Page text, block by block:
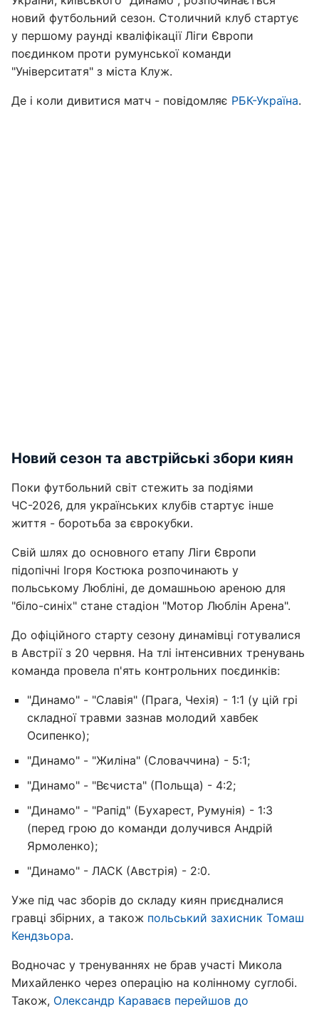
новий футбольний сезон. Столичний клуб стартує
у першому раунді кваліфікації Ліги Європи
поєдинком проти румунської команди
"Університатя" з міста Клуж.
Де і коли дивитися матч - повідомляє РБК-Україна.
Новий сезон та австрійські збори киян
Поки футбольний світ стежить за подіями
ЧС-2026, для українських клубів стартує інше
життя - боротьба за єврокубки.
Свій шлях до основного етапу Ліги Європи
підопічні Ігоря Костюка розпочинають у
польському Любліні, де домашньою ареною для
"біло-синіх" стане стадіон "Мотор Люблін Арена".
До офіційного старту сезону динамівці готувалися
в Австрії з 20 червня. На тлі інтенсивних тренувань
команда провела п'ять контрольних поєдинків:
"Динамо" - "Славія" (Прага, Чехія) - 1:1 (у цій грі
складної травми зазнав молодий хавбек
Осипенко);
"Динамо" - "Жиліна" (Словаччина) - 5:1;
"Динамо" - "Вєчиста" (Польща) - 4:2;
"Динамо" - "Рапід" (Бухарест, Румунія) - 1:3
(перед грою до команди долучився Андрій
Ярмоленко);
"Динамо" - ЛАСК (Австрія) - 2:0.
Уже під час зборів до складу киян приєдналися
гравці збірних, а також польський захисник Томаш
Кендзьора.
Водночас у тренуваннях не брав участі Микола
Михайленко через операцію на колінному суглобі.
Також, Олександр Караваєв перейшов до